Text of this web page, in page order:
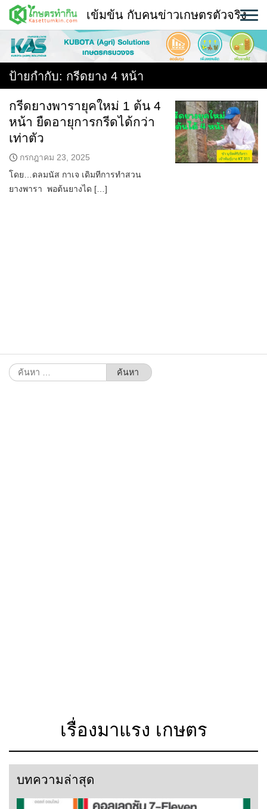
Skip
content
พืช
หน้าแรก
แวดวงเกษตร
ใคร ทำอะไร ที่ไหน
เข้มข้น กับคนข่าวเกษตรตัวจริง
ป้ายกำกับ: กรีดยาง 4 หน้า
กรีดยางพารายุคใหม่ 1 ต้น 4
หน้า ยืดอายุการกรีดได้กว่า
เท่าตัว
กรกฎาคม 23, 2025
โดย…ดลมนัส กาเจ เดิมทีการทำสวน
ยางพารา พอต้นยางได […]
ค้นหา
สำหรับ:
เรื่องมาแรง เกษตร
บทความล่าสุด